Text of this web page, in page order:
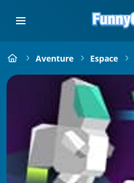
Aventure Espace